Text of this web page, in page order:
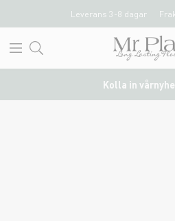
Leverans 3-8 dagar
Kolla in